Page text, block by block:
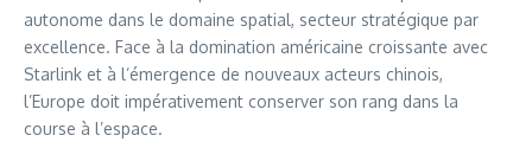
autonome dans le domaine spatial, secteur stratégique par
excellence. Face à la domination américaine croissante avec
Starlink et à l’émergence de nouveaux acteurs chinois,
l’Europe doit impérativement conserver son rang dans la
course à l’espace.